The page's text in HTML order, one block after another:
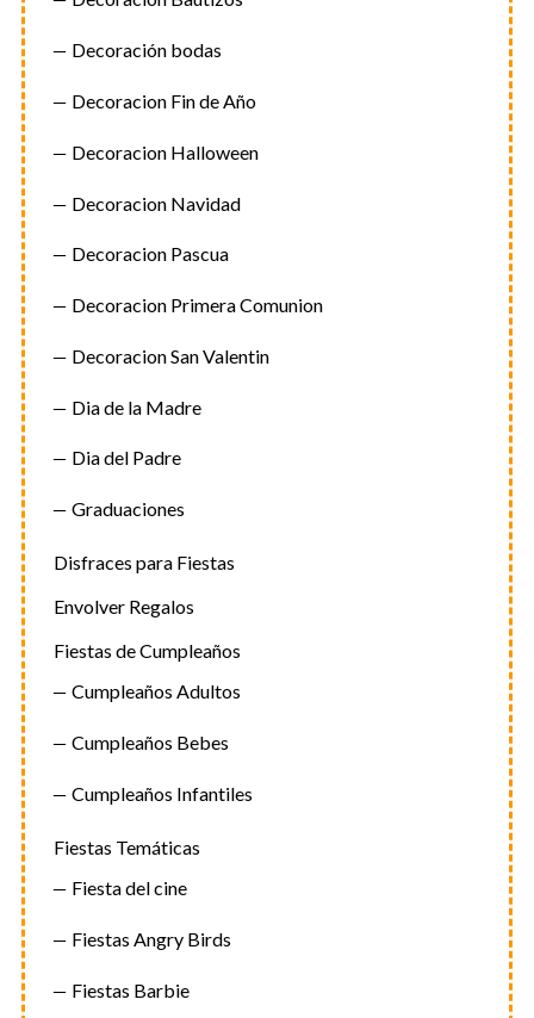
Decoración bodas
Decoracion Fin de Año
Decoracion Halloween
Decoracion Navidad
Decoracion Pascua
Decoracion Primera Comunion
Decoracion San Valentin
Dia de la Madre
Dia del Padre
Graduaciones
Disfraces para Fiestas
Envolver Regalos
Fiestas de Cumpleaños
Cumpleaños Adultos
Cumpleaños Bebes
Cumpleaños Infantiles
Fiestas Temáticas
Fiesta del cine
Fiestas Angry Birds
Fiestas Barbie